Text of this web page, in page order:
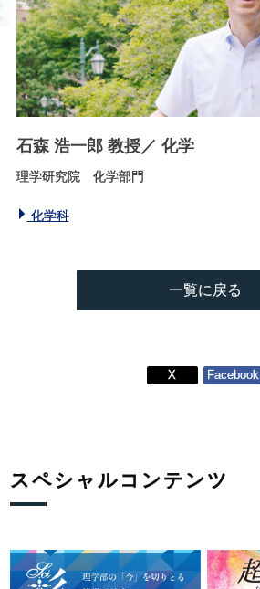
石森 浩一郎教授／ 化学
理学研究院 化学部門
化学科
一覧に戻る
X Facebook
スペシャルコンテンツ